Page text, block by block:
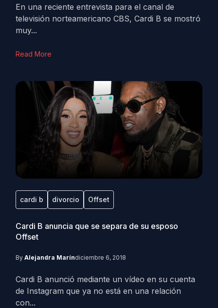
En una reciente entrevista para el canal de
televisión norteamericano CBS, Cardi B se mostró
muy...
Read More
cardi b divorcio Offset
Cardi B anuncia que se separa de su esposo
Offset
By Alejandra Maríndiciembre 6, 2018
Cardi B anunció mediante un vídeo en su cuenta
de Instagram que ya no está en una relación
con...